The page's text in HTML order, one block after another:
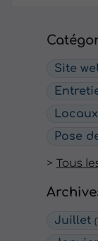
Site
Pose
Tous
Juillet